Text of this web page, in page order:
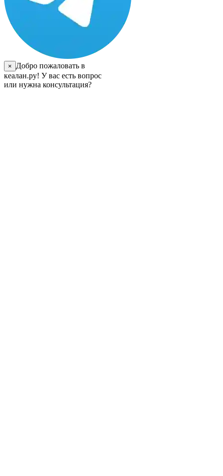
×
Добро пожаловать в
кеалан.ру! У вас есть вопрос
или нужна консультация?